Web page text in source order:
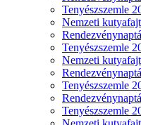
Tenyészszemle
Nemzeti
Tenyészszemle
Nemzeti
Tenyészszemle
Tenyészszemle